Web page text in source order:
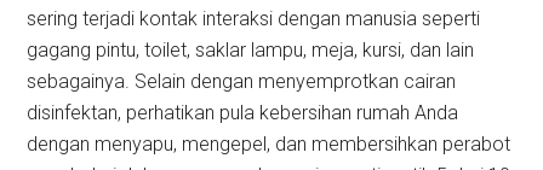
sering terjadi kontak interaksi dengan manusia seperti
gagang pintu, toilet, saklar lampu, meja, kursi, dan lain
sebagainya. Selain dengan menyemprotkan cairan
disinfektan, perhatikan pula kebersihan rumah Anda
dengan menyapu, mengepel, dan membersihkan perabot